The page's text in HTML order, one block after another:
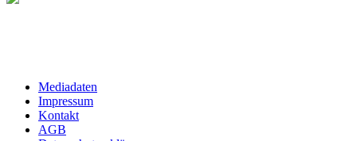
Mediadaten
Impressum
Kontakt
AGB